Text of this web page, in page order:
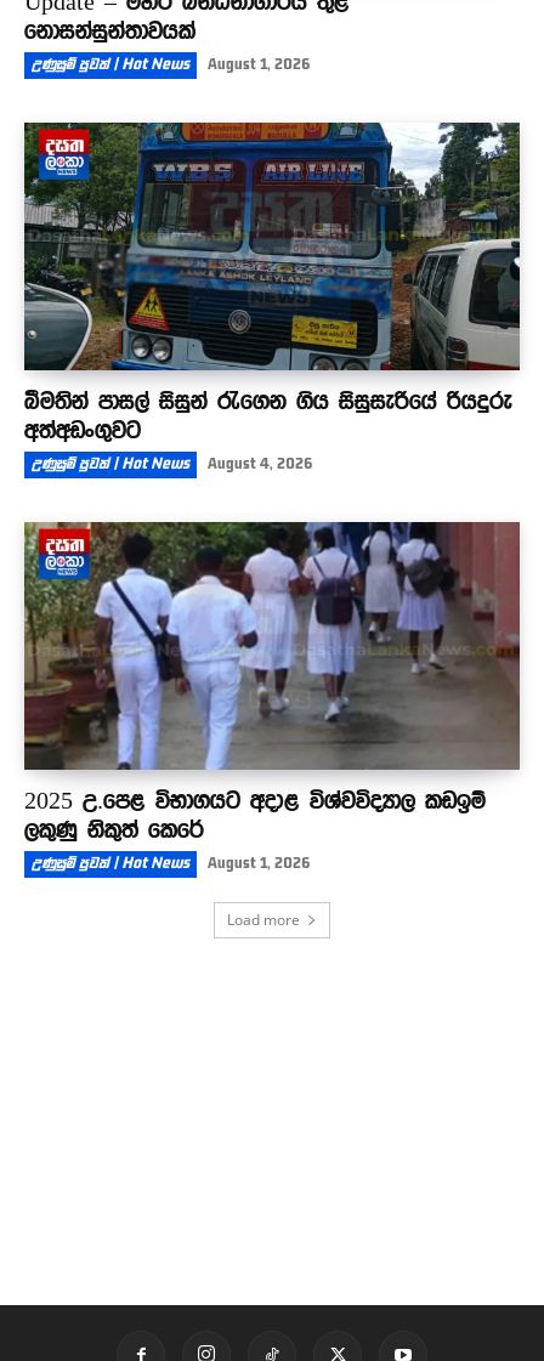
නොසන්සුන්තාවයක්
උණුසුම් පුවත් | Hot News August 1, 2026
බීමතින් පාසල් සිසුන් රැගෙන ගිය සිසුසැරියේ රියදුරු
අත්අඩංගුවට
උණුසුම් පුවත් | Hot News August 4, 2026
2025 උ.පෙළ විභාගයට අදාළ විශ්වවිද්‍යාල කඩඉම්
ලකුණු නිකුත් කෙරේ
උණුසුම් පුවත් | Hot News August 1, 2026
Load more